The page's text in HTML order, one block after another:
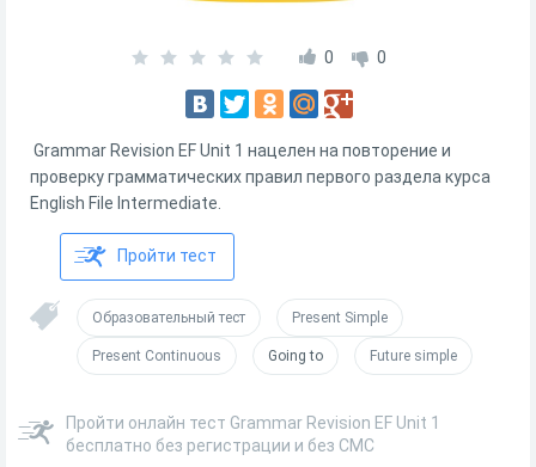
0 0
Grammar Revision EF Unit 1 нацелен на повторение и
проверку грамматических правил первого раздела курса
English File Intermediate.
Пройти тест
Образовательный тест Present Simple
Present Continuous Going to Future simple
Пройти онлайн тест Grammar Revision EF Unit 1
бесплатно без регистрации и без СМС